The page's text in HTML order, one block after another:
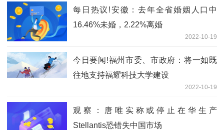
每日热议!安徽：去年全省婚姻人口中
16.46%未婚，2.22%离婚
2022-10-19
今日要闻!福州市委、市政府：将一如既
往地支持福耀科技大学建设
2022-10-19
观察：唐唯实称或停止在华生产
Stellantis恐错失中国市场